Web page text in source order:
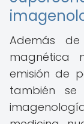
Además
magnética
emisión de
también